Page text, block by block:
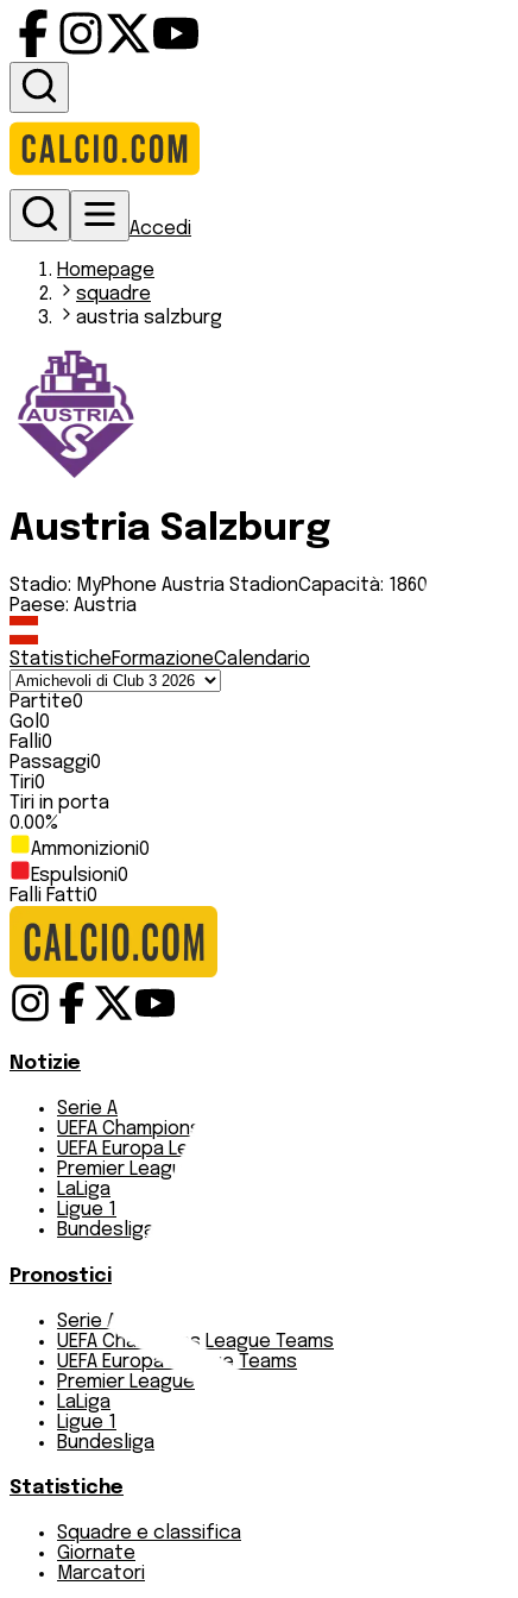
Accedi
Homepage
squadre
austria salzburg
Austria Salzburg
Stadio: MyPhone Austria StadionCapacità: 1860
Paese: Austria
StatisticheFormazioneCalendario
Partite0
Gol 0
Falli0
Passaggi0
Tiri0
Tiri in porta
0.00%
Ammonizioni0
Espulsioni0
Falli Fatti0
Notizie
Serie A
UEFA Champions League Teams
UEFA Europa League Teams
Premier League
LaLiga
Ligue 1
Bundesliga
Pronostici
Serie A
UEFA Champions League Teams
UEFA Europa League Teams
Premier League
LaLiga
Ligue 1
Bundesliga
Statistiche
Squadre e classifica
Giornate
Marcatori